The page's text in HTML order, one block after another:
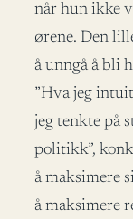
når hun ikke
ørene. Den
å unngå å bli
”Hva jeg
jeg tenkte på
politikk”,
å maksimere
å maksimere